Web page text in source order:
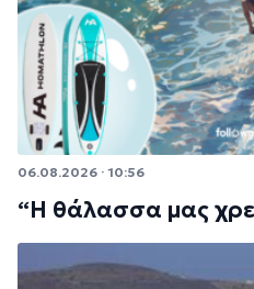
06.08.2026 · 10:56
“Η θάλασσα μας